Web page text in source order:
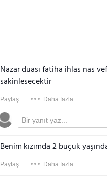
Nazar duası fatiha ihlas nas
sakinlesecektir
Paylaş: Daha fazla
Benim kızımda 2 buçuk
Paylaş: Daha fazla